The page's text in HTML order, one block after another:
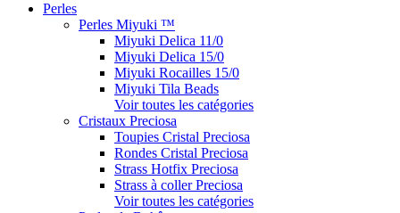
Perles
Perles Miyuki ™
Miyuki Delica 11/0
Miyuki Delica 15/0
Miyuki Rocailles 15/0
Miyuki Tila Beads
Voir toutes les catégories
Cristaux Preciosa
Toupies Cristal Preciosa
Rondes Cristal Preciosa
Strass Hotfix Preciosa
Strass à coller Preciosa
Voir toutes les catégories